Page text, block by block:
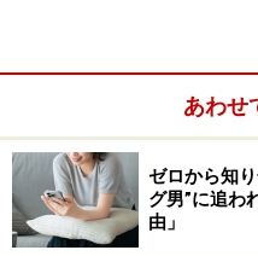
あわせ
ゼロから知
グ男”に追わ
由」